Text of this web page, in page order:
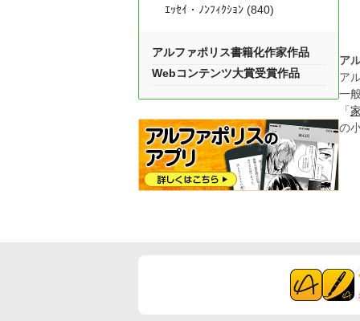
ア
ア
一
「
の
ｴｯｾｲ・ﾉﾝﾌｨｸｼｮﾝ (840)
アルファポリス書籍化作家作品
Webコンテンツ大賞受賞作品